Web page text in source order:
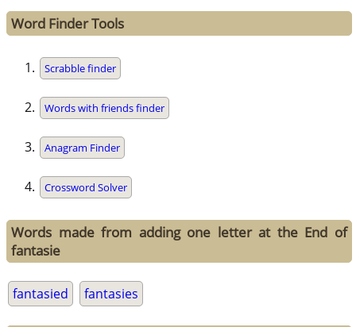
Word Finder Tools
Scrabble finder
Words with friends finder
Anagram Finder
Crossword Solver
Words made from adding one letter at the End of
fantasie
fantasied fantasies